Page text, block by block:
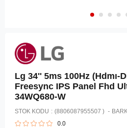
Lg 34'' 5ms 100Hz (Hdmı-
Freesync IPS Panel Fhd
34WQ680-W
STOK KODU (8806087955507 )
0.0